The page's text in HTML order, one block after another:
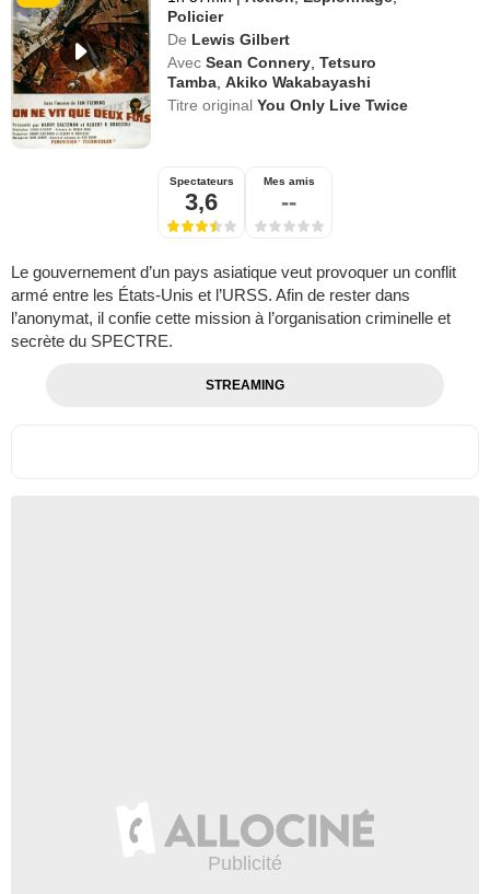
Policier
De Lewis Gilbert
Avec Sean Connery ,Tetsuro
Tamba ,Akiko Wakabayashi
Titre originalYou Only Live Twice
Spectateurs
3,6
Mes amis
--
Le gouvernement d’un pays asiatique veut provoquer un conflit
armé entre les États-Unis et l’URSS. Afin de rester dans
l’anonymat, il confie cette mission à l’organisation criminelle et
secrète du SPECTRE.
STREAMING